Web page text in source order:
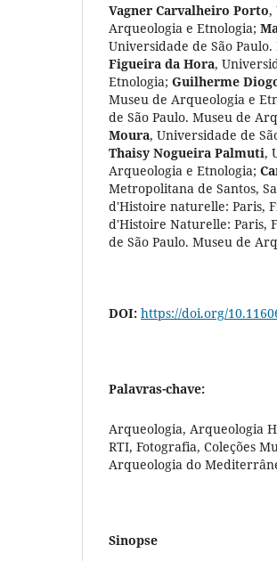
Vagner Carvalheiro Porto,
Arqueologia e Etnologia;
Universidade de São
Figueira da Hora,
Etnologia; Guilherme
Museu de Arqueologia e
de São Paulo. Museu de
Moura, Universidade de
Thaisy Nogueira Palmuti,
Arqueologia e Etnologia;
Metropolitana de Santos,
d'Histoire naturelle: Paris,
d'Histoire Naturelle: Paris,
de São Paulo. Museu de
DOI: https://doi.org/
Palavras-chave:
Arqueologia, Arqueologia
RTI, Fotografia, Coleções
Arqueologia do
Sinopse